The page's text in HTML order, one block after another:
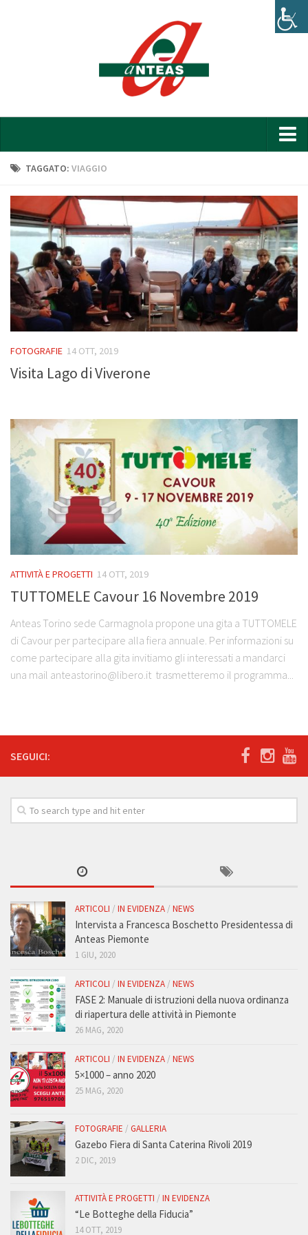
Home
Organigramma
Bilancio
News
Attività e progetti
Come sostenerci
TAGGATO: VIAGGIO
FOTOGRAFIE 14 OTT, 2019
Visita Lago di Viverone
ATTIVITÀ E PROGETTI 14 OTT, 2019
TUTTOMELE Cavour 16 Novembre 2019
Anteas Torino sede Carmagnola propone una gita a TUTTOMELE
di Cavour per partecipare alla fiera annuale. Per informazioni su
come partecipare alla gita invitiamo gli interessati a mandarci
una mail anteastorino@libero.it trasmetteremo il programma...
SEGUICI:
ARTICOLI / IN EVIDENZA / NEWS
Intervista a Francesca Boschetto Presidentessa di
Anteas Piemonte
1 GIU, 2020
ARTICOLI / IN EVIDENZA / NEWS
FASE 2: Manuale di istruzioni della nuova ordinanza
di riapertura delle attività in Piemonte
26 MAG, 2020
ARTICOLI / IN EVIDENZA / NEWS
5×1000 – anno 2020
25 MAG, 2020
FOTOGRAFIE / GALLERIA
Gazebo Fiera di Santa Caterina Rivoli 2019
2 DIC, 2019
ATTIVITÀ E PROGETTI / IN EVIDENZA
“Le Botteghe della Fiducia”
14 OTT, 2019